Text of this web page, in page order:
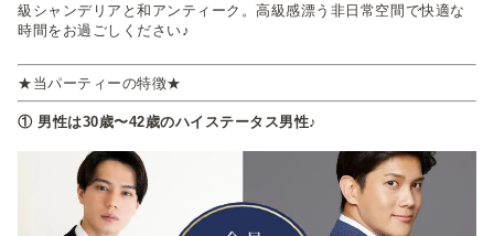
級シャンデリアと和アンティーク。高級感漂う非日常空間で快適な
時間をお過ごしください♪
★当パーティーの特徴★
① 男性は30歳〜42歳のハイステータス男性♪